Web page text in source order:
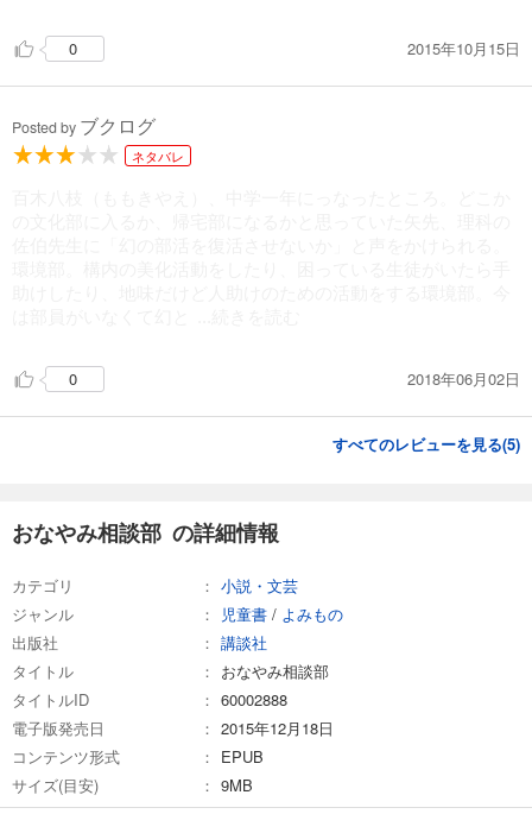
0 2015年10月15日
Posted by ブクログ
ネタバレ
0 2018年06月02日
すべてのレビューを見る(5)
おなやみ相談部 の詳細情報
カテゴリ
小説・文芸
ジャンル
児童書 / よみもの
出版社
講談社
タイトル
おなやみ相談部
タイトルID
60002888
電子版発売日
2015年12月18日
コンテンツ形式
EPUB
サイズ(目安)
9MB